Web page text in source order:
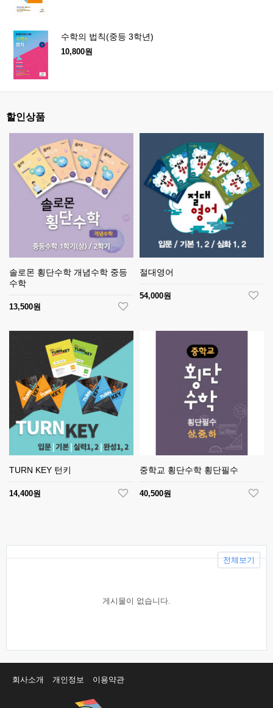
수학의 법칙(중등 3학년)
10,800원
할인상품
솔로몬 횡단수학 개념수학 중등
수학
13,500원
절대영어
54,000원
TURN KEY 턴키
14,400원
중학교 횡단수학 횡단필수
40,500원
게시물이 없습니다.
전체보기
회사소개 개인정보 이용약관